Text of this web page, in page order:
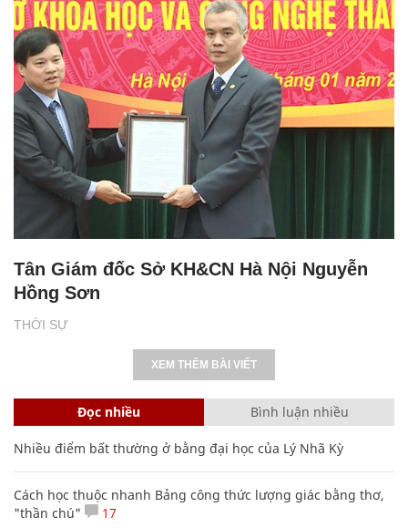
THỜI SỰ
Tân Giám đốc Sở KH&CN Hà Nội Nguyễn
Hồng Sơn
XEM THÊM BÀI VIẾT
Đọc nhiều Bình luận nhiều
Nhiều điểm bất thường ở bằng đại học của Lý Nhã Kỳ
Cách học thuộc nhanh Bảng công thức lượng giác bằng thơ,
"thần chú"
17